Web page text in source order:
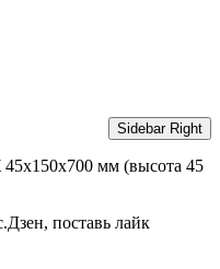
Sidebar Right
мм (высота 45
поставь лайк